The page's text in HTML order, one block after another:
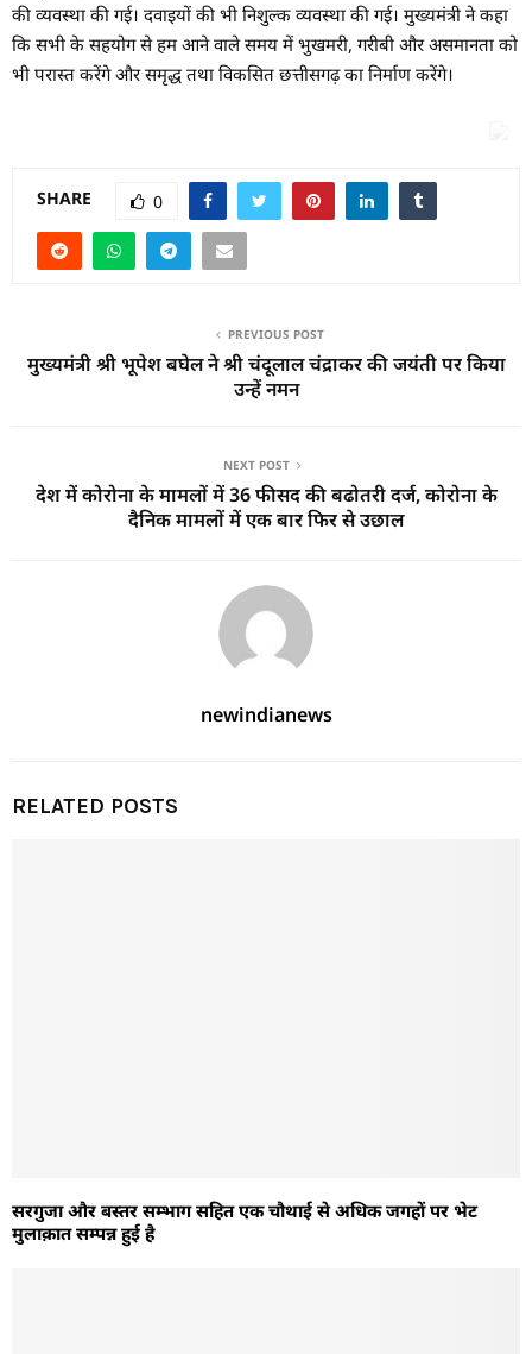
की व्यवस्था की गई। दवाइयों की भी निशुल्क व्यवस्था की गई। मुख्यमंत्री ने कहा
कि सभी के सहयोग से हम आने वाले समय में भुखमरी, गरीबी और असमानता को
भी परास्त करेंगे और समृद्ध तथा विकसित छत्तीसगढ़ का निर्माण करेंगे।
SHARE 0
PREVIOUS POST
मुख्यमंत्री श्री भूपेश बघेल ने श्री चंदूलाल चंद्राकर की जयंती पर किया
उन्हें नमन
NEXT POST
देश में कोरोना के मामलों में 36 फीसद की बढोतरी दर्ज, कोरोना के
दैनिक मामलों में एक बार फिर से उछाल
newindianews
RELATED POSTS
सरगुजा और बस्तर सम्भाग सहित एक चौथाई से अधिक जगहों पर भेट
मुलाक़ात सम्पन्न हुई है